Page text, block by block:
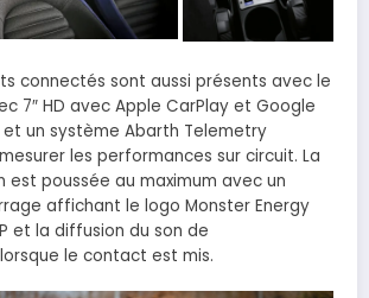
connectés sont aussi présents avec le
7″ HD avec Apple CarPlay et Google
un système Abarth Telemetry
les performances sur circuit. La
est poussée au maximum avec un
affichant le logo Monster Energy
et la diffusion du son de
le contact est mis.